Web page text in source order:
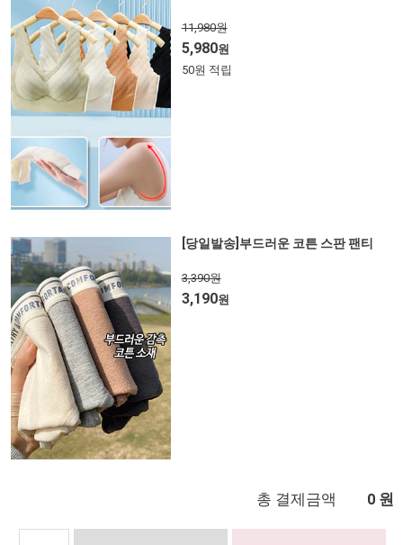
11,980원
5,980원
50원 적립
[당일발송]부드러운 코튼 스판 팬티
3,390원
3,190원
총 결제금액 0 원